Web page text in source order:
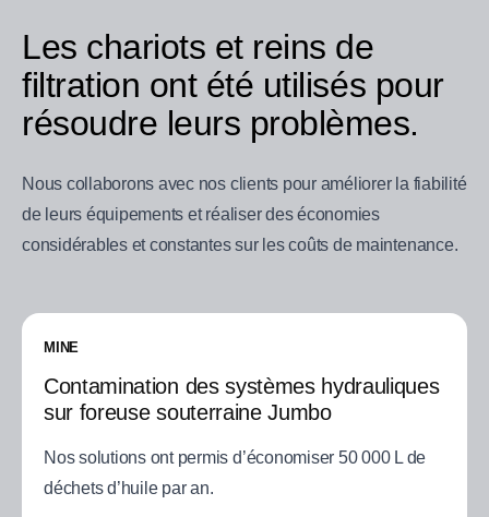
Les chariots et reins de
filtration ont été utilisés pour
résoudre leurs problèmes.
Nous collaborons avec nos clients pour améliorer la fiabilité
de leurs équipements et réaliser des économies
considérables et constantes sur les coûts de maintenance.
MINE
Contamination des systèmes hydrauliques
sur foreuse souterraine Jumbo
Nos solutions ont permis d’économiser 50 000 L de
déchets d’huile par an.